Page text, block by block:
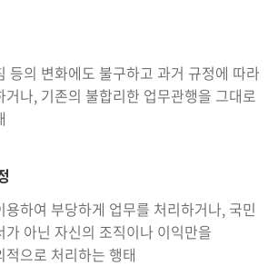
등의 변화에도 불구하고 과거 규정에 따라
거나, 기존의 불합리한 업무관행을 그대로
용하여 부당하게 업무를 처리하거나, 국민
가 아닌 자신의 조직이나 이익만을
적으로 처리하는 행태